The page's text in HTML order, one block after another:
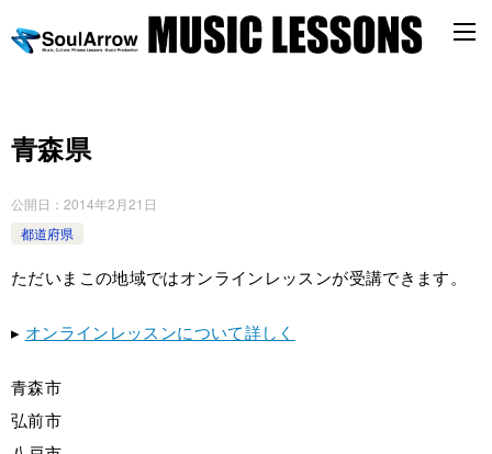
青森県
公開日： 2014年2月21日
都道府県
ただいまこの地域ではオンラインレッスンが受講できます。
▸ オンラインレッスンについて詳しく
青森市
弘前市